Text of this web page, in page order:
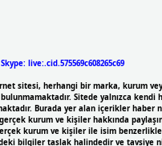
Skype: live:.cid.575569c608265c69
sitesi, herhangi bir marka, kurum
Sitede yalnızca kendi
Burada yer alan içerikler haber
kurum ve kişiler hakkında
kurum ve kişiler ile isim
bilgiler taslak halindedir ve tavsiye